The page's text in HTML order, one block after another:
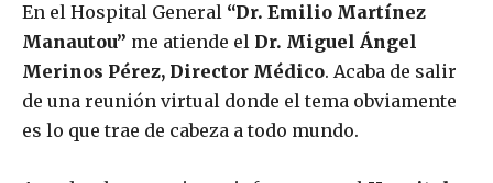
En el Hospital General “Dr. Emilio Martínez
Manautou” me atiende el Dr. Miguel Ángel
Merinos Pérez, Director Médico. Acaba de salir
de una reunión virtual donde el tema obviamente
es lo que trae de cabeza a todo mundo.